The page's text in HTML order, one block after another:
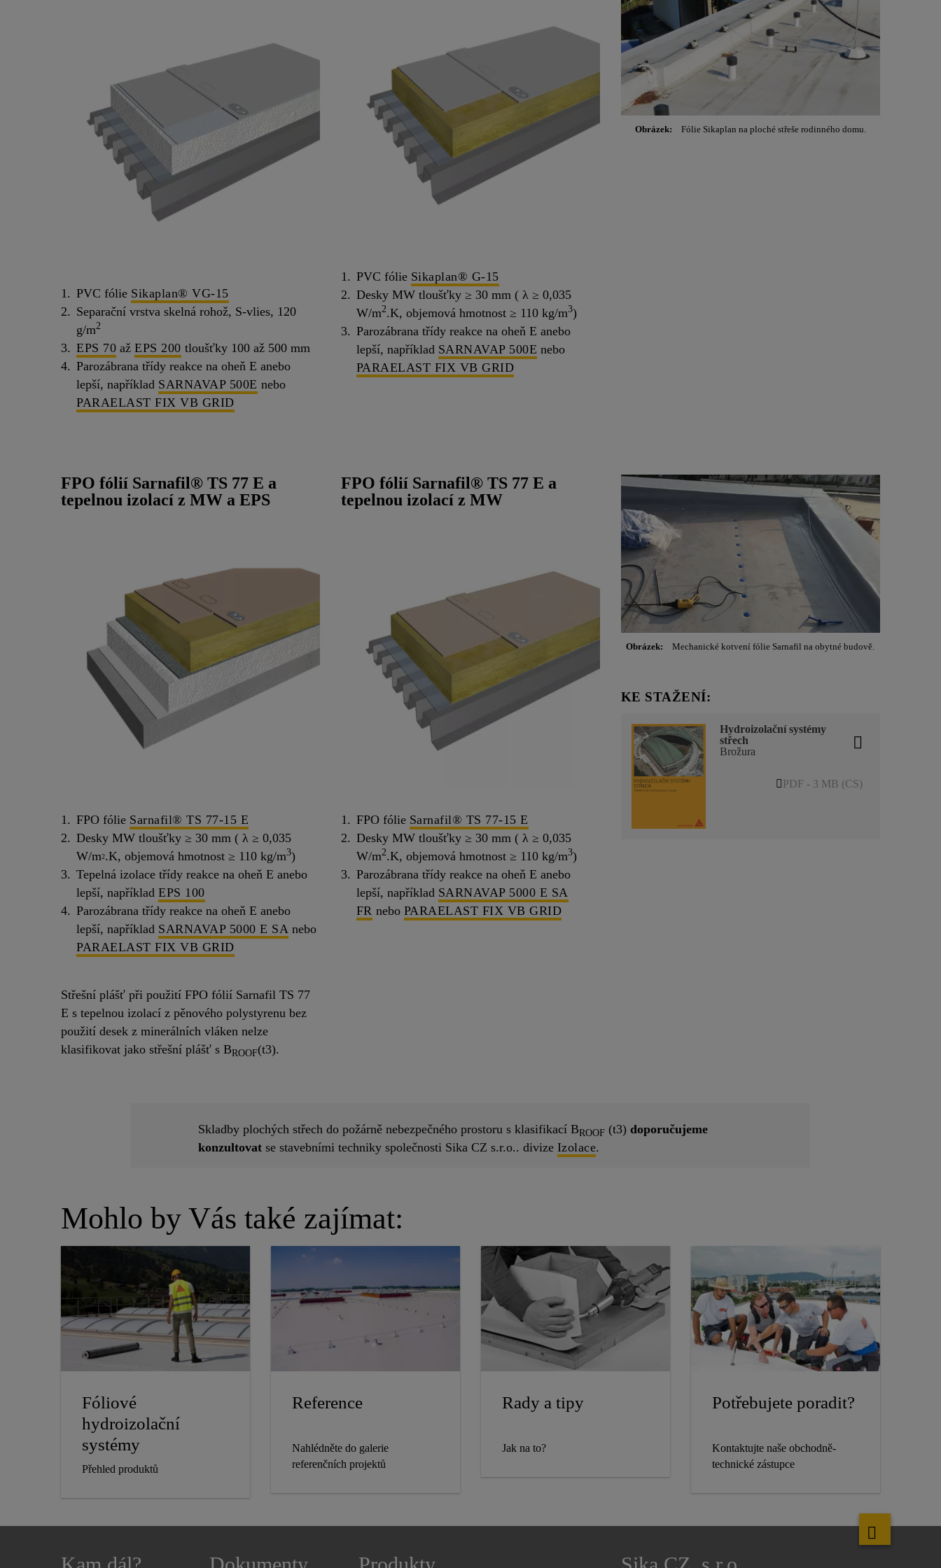
PVC fólie Sikaplan® VG-15
Separační vrstva skelná rohož, S-vlies, 120
g/m2
EPS 70 až EPS 200 tloušťky 100 až 500 mm
Parozábrana třídy reakce na oheň E anebo
lepší, například SARNAVAP 500E nebo
PARAELAST FIX VB GRID
PVC fólie Sikaplan® G-15
Desky MW tloušťky ≥ 30 mm ( λ ≥ 0,035
W/m2.K, objemová hmotnost ≥ 110 kg/m3)
Parozábrana třídy reakce na oheň E anebo
lepší, například SARNAVAP 500E nebo
PARAELAST FIX VB GRID
Obrázek: Fólie Sikaplan na ploché střeše rodinného domu.
FPO fólií Sarnafil® TS 77 E a
tepelnou izolací z MW a EPS
FPO fólie Sarnafil® TS 77-15 E
Desky MW tloušťky ≥ 30 mm ( λ ≥ 0,035
W/m2.K, objemová hmotnost ≥ 110 kg/m3)
Tepelná izolace třídy reakce na oheň E anebo
lepší, například EPS 100
Parozábrana třídy reakce na oheň E anebo
lepší, například SARNAVAP 5000 E SA nebo
PARAELAST FIX VB GRID
Střešní plášť při použití FPO fólií Sarnafil TS 77
E s tepelnou izolací z pěnového polystyrenu bez
použití desek z minerálních vláken nelze
klasifikovat jako střešní plášť s BROOF(t3).
FPO fólií Sarnafil® TS 77 E a
tepelnou izolací z MW
FPO fólie Sarnafil® TS 77-15 E
Desky MW tloušťky ≥ 30 mm ( λ ≥ 0,035
W/m2.K, objemová hmotnost ≥ 110 kg/m3)
Parozábrana třídy reakce na oheň E anebo
lepší, například SARNAVAP 5000 E SA
FR nebo PARAELAST FIX VB GRID
Obrázek: Mechanické kotvení fólie Sarnafil na obytné budově.
KE STAŽENÍ:
Hydroizolační systémy
střech
Brožura
PDF - 3 MB (CS)
Skladby plochých střech do požárně nebezpečného prostoru s klasifikací BROOF(t3) doporučujeme
konzultovatse stavebními techniky společnosti Sika CZ s.r.o.. divize Izolace.
Mohlo by Vás také zajímat:
Fóliové
hydroizolační
systémy
Přehled produktů
Reference
Nahlédněte do galerie
referenčních projektů
Rady a tipy
Jak na to?
Potřebujete poradit?
Kontaktujte naše obchodně-
technické zástupce